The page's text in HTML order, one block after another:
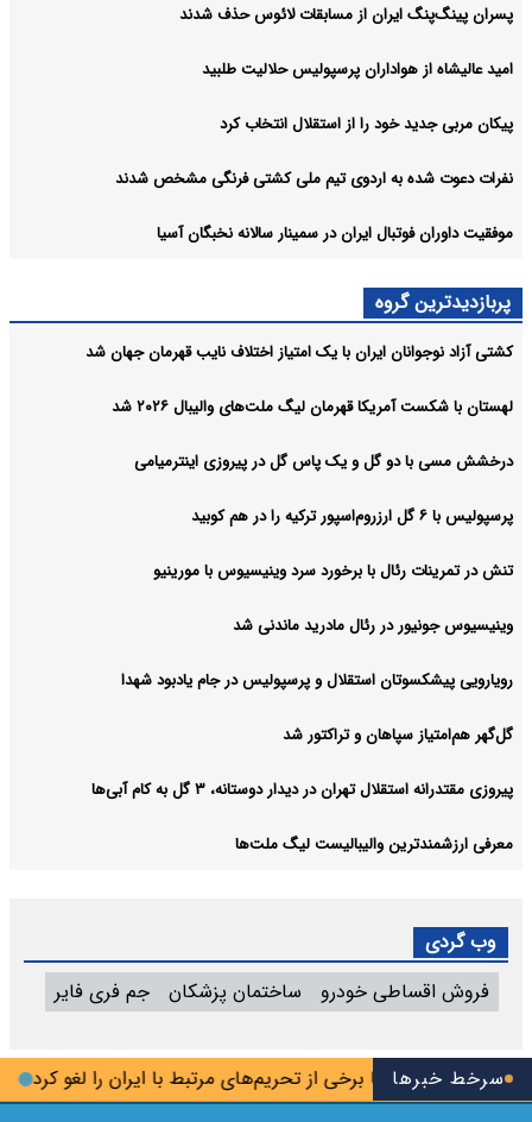
سرخط خبرهاآمریکا برخی از تحریم‌های مرتبط با ایران را لغو کرد
پسران پینگ‌پنگ ایران از مسابقات لائوس حذف شدند
امید عالیشاه از هواداران پرسپولیس حلالیت طلبید
پیکان مربی جدید خود را از استقلال انتخاب کرد
نفرات دعوت شده به اردوی تیم ملی کشتی فرنگی مشخص شدند
موفقیت داوران فوتبال ایران در سمینار سالانه نخبگان آسیا
پربازدیدترین گروه
کشتی آزاد نوجوانان ایران با یک امتیاز اختلاف نایب قهرمان جهان شد
لهستان با شکست آمریکا قهرمان لیگ ملت‌های والیبال ۲۰۲۶ شد
درخشش مسی با دو گل و یک پاس گل در پیروزی اینترمیامی
پرسپولیس با ۶ گل ارزروم‌اسپور ترکیه را در هم کوبید
تنش در تمرینات رئال با برخورد سرد وینیسیوس با مورینیو
وینیسیوس جونیور در رئال مادرید ماندنی شد
رویارویی پیشکسوتان استقلال و پرسپولیس در جام یادبود شهدا
گل‌گهر هم‌امتیاز سپاهان و تراکتور شد
پیروزی مقتدرانه استقلال تهران در دیدار دوستانه، ۳ گل به کام آبی‌ها
معرفی ارزشمندترین والیبالیست لیگ ملت‌ها
وب گردی
فروش اقساطی خودرو
ساختمان پزشکان جم فری فایر